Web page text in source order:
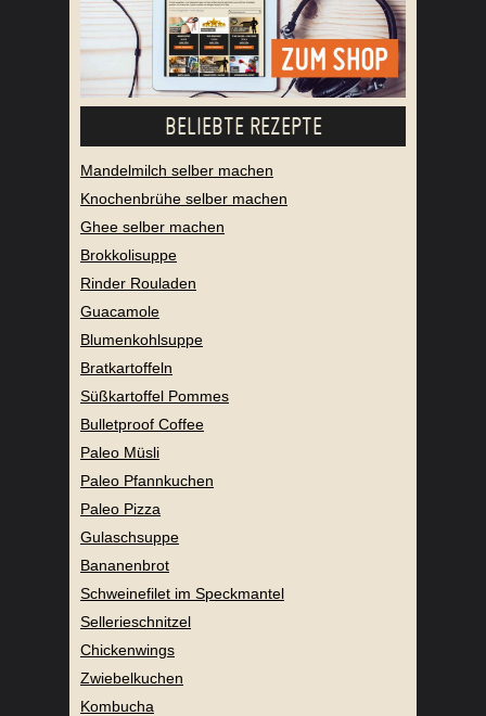
BELIEBTE REZEPTE
Mandelmilch selber machen
Knochenbrühe selber machen
Ghee selber machen
Brokkolisuppe
Rinder Rouladen
Guacamole
Blumenkohlsuppe
Bratkartoffeln
Süßkartoffel Pommes
Bulletproof Coffee
Paleo Müsli
Paleo Pfannkuchen
Paleo Pizza
Gulaschsuppe
Bananenbrot
Schweinefilet im Speckmantel
Sellerieschnitzel
Chickenwings
Zwiebelkuchen
Kombucha